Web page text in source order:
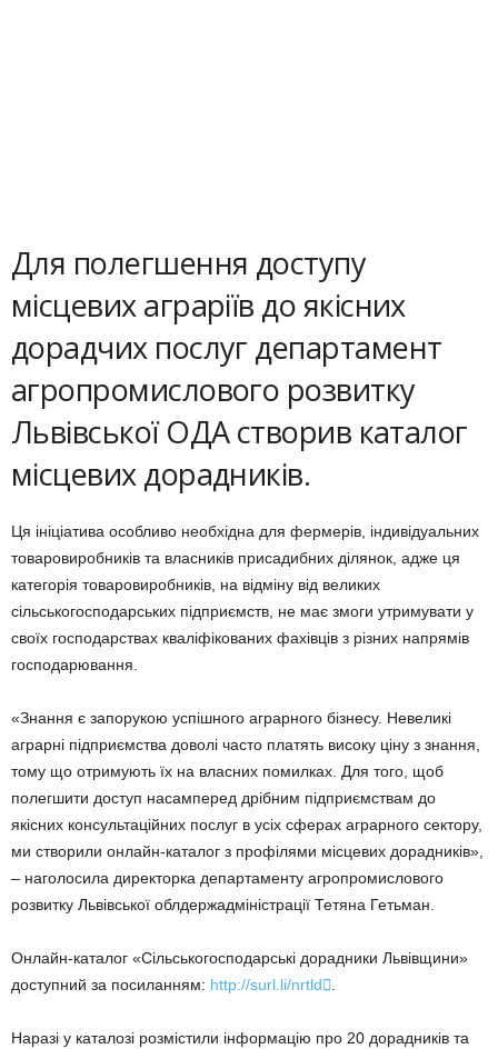
Для полегшення доступу
місцевих аграріїв до якісних
дорадчих послуг департамент
агропромислового розвитку
Львівської ОДА створив каталог
місцевих дорадників.
Ця ініціатива особливо необхідна для фермерів, індивідуальних
товаровиробників та власників присадибних ділянок, адже ця
категорія товаровиробників, на відміну від великих
сільськогосподарських підприємств, не має змоги утримувати у
своїх господарствах кваліфікованих фахівців з різних напрямів
господарювання.
«Знання є запорукою успішного аграрного бізнесу. Невеликі
аграрні підприємства доволі часто платять високу ціну з знання,
тому що отримують їх на власних помилках. Для того, щоб
полегшити доступ насамперед дрібним підприємствам до
якісних консультаційних послуг в усіх сферах аграрного сектору,
ми створили онлайн-каталог з профілями місцевих дорадників»,
– наголосила директорка департаменту агропромислового
розвитку Львівської облдержадміністрації Тетяна Гетьман.
Онлайн-каталог «Сільськогосподарські дорадники Львівщини»
доступний за посиланням: http://surl.li/nrtld
Наразі у каталозі розмістили інформацію про 20 дорадників та